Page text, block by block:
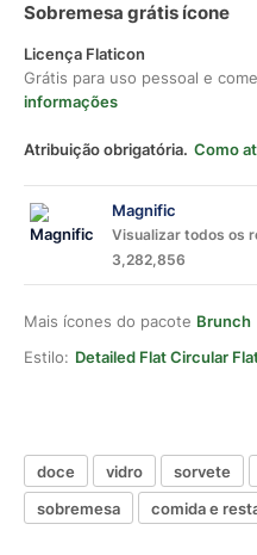
Sobremesa grátis ícone
Licença Flaticon
Grátis para uso pessoal e
informações
Atribuição obrigatória. Como
Magnific
Visualizar todos os
3,282,856
Mais ícones do pacote Brunch
Estilo: Detailed Flat Circular
doce vidro sorvete
sobremesa
comida e